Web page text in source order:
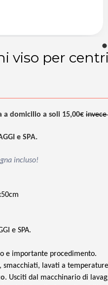
viso per
a domicilio a soli 15,00€
e SPA.
incluso!
e SPA.
e importante procedimento.
, smacchiati, lavati a
. Usciti dal macchinario di